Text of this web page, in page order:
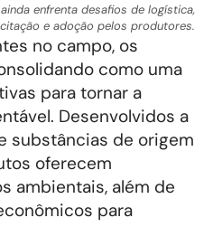
enfrenta desafios de logística,
e adoção pelos produtores.
no campo, os
como uma
para tornar a
Desenvolvidos a
substâncias de origem
oferecem
ambientais, além de
para